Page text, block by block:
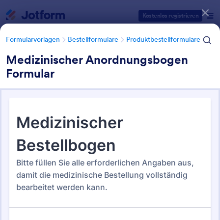
Kostenlos registrieren
Formularvorlagen Bestellformulare Produktbestellformulare
Medizinischer Anordnungsbogen
Formular
Produktbestellformulare
58 Vorlagen
Formularvorlagen Kategorien